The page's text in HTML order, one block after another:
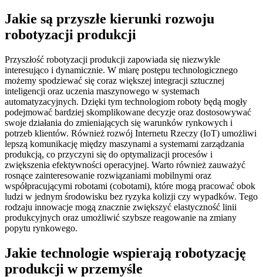
Jakie są przyszłe kierunki rozwoju
robotyzacji produkcji
Przyszłość robotyzacji produkcji zapowiada się niezwykle
interesująco i dynamicznie. W miarę postępu technologicznego
możemy spodziewać się coraz większej integracji sztucznej
inteligencji oraz uczenia maszynowego w systemach
automatyzacyjnych. Dzięki tym technologiom roboty będą mogły
podejmować bardziej skomplikowane decyzje oraz dostosowywać
swoje działania do zmieniających się warunków rynkowych i
potrzeb klientów. Również rozwój Internetu Rzeczy (IoT) umożliwi
lepszą komunikację między maszynami a systemami zarządzania
produkcją, co przyczyni się do optymalizacji procesów i
zwiększenia efektywności operacyjnej. Warto również zauważyć
rosnące zainteresowanie rozwiązaniami mobilnymi oraz
współpracującymi robotami (cobotami), które mogą pracować obok
ludzi w jednym środowisku bez ryzyka kolizji czy wypadków. Tego
rodzaju innowacje mogą znacznie zwiększyć elastyczność linii
produkcyjnych oraz umożliwić szybsze reagowanie na zmiany
popytu rynkowego.
Jakie technologie wspierają robotyzację
produkcji w przemyśle